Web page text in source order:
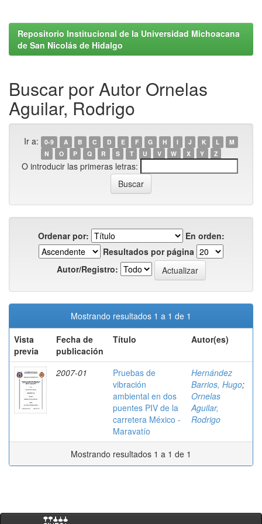
Repositorio Institucional de la Universidad Michoacana
de San Nicolás de Hidalgo
Buscar por Autor Ornelas
Aguilar, Rodrigo
Ir a: 0-9 A B C D E F G H I J K L
M
N
O P Q R S T U V W X Y Z
O introducir las primeras letras:
Ordenar por:
En orden:
Resultados por página
Autor/Registro:
Mostrando resultados 1 a 1 de 1
Vista
previa
Fecha de
publicación
Título Autor(es)
2007-01
Pruebas de
vibración
ambiental en dos
puentes PIV de la
carretera México -
Maravatío
Hernández
Barrios, Hugo;
Ornelas
Aguilar,
Rodrigo
Mostrando resultados 1 a 1 de 1